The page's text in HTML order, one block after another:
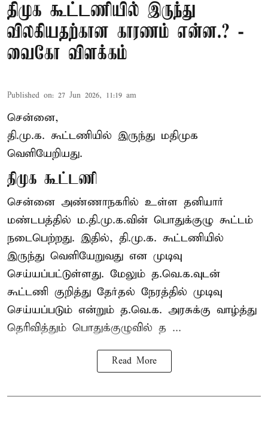
திமுக கூட்டணியில் இருந்து
விலகியதற்கான காரணம் என்ன.? -
வைகோ விளக்கம்
Published on: 27 Jun 2026, 11:19 am
சென்னை,
தி.மு.க. கூட்டணியில் இருந்து மதிமுக
வெளியேறியது.
திமுக கூட்டணி
சென்னை அண்ணாநகரில் உள்ள தனியார்
மண்டபத்தில் ம.தி.மு.க.வின் பொதுக்குழு கூட்டம்
நடைபெற்றது. இதில், தி.மு.க. கூட்டணியில்
இருந்து வெளியேறுவது என முடிவு
செய்யப்பட்டுள்ளது. மேலும் த.வெ.க.வுடன்
கூட்டணி குறித்து தேர்தல் நேரத்தில் முடிவு
செய்யப்படும் என்றும் த.வெ.க. அரசுக்கு வாழ்த்து
தெரிவித்தும் பொதுக்குழுவில் த ...
Read More